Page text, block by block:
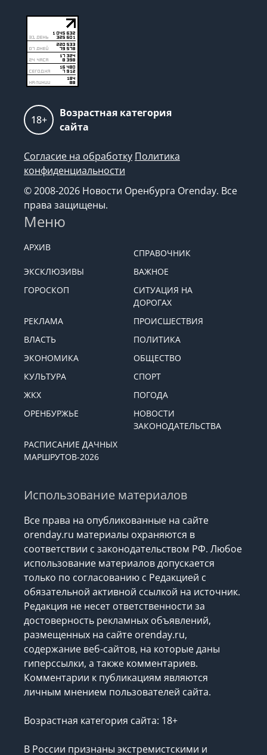
18+
Возрастная категория
сайта
Согласие на обработку Политика
конфиденциальности
© 2008-2026 Новости Оренбурга Orenday. Все
права защищены.
Меню
АРХИВ
СПРАВОЧНИК
ЭКСКЛЮЗИВЫ
ВАЖНОЕ
ГОРОСКОП
СИТУАЦИЯ НА
ДОРОГАХ
РЕКЛАМА
ПРОИСШЕСТВИЯ
ВЛАСТЬ
ПОЛИТИКА
ЭКОНОМИКА
ОБЩЕСТВО
КУЛЬТУРА
СПОРТ
ЖКХ
ПОГОДА
ОРЕНБУРЖЬЕ
НОВОСТИ
ЗАКОНОДАТЕЛЬСТВА
РАСПИСАНИЕ ДАЧНЫХ
МАРШРУТОВ-2026
Использование материалов
Все права на опубликованные на сайте
orenday.ru материалы охраняются в
соответствии с законодательством РФ. Любое
использование материалов допускается
только по согласованию с Редакцией с
обязательной активной ссылкой на источник.
Редакция не несет ответственности за
достоверность рекламных объявлений,
размещенных на сайте orenday.ru,
содержание веб-сайтов, на которые даны
гиперссылки, а также комментариев.
Комментарии к публикациям являются
личным мнением пользователей сайта.
Возрастная категория сайта: 18+
В России признаны экстремистскими и